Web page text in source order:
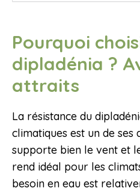
Pourquoi
dipladénia ?
attraits
La résistance du
climatiques est un de ses
supporte bien le vent et
rend idéal pour les
besoin en eau est